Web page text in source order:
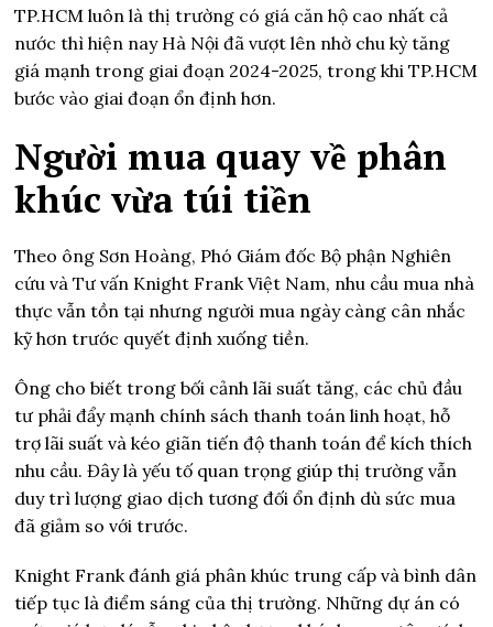
TP.HCM luôn là thị trường có giá căn hộ cao nhất cả
nước thì hiện nay Hà Nội đã vượt lên nhờ chu kỳ tăng
giá mạnh trong giai đoạn 2024-2025, trong khi TP.HCM
bước vào giai đoạn ổn định hơn.
Người mua quay về phân
khúc vừa túi tiền
Theo ông Sơn Hoàng, Phó Giám đốc Bộ phận Nghiên
cứu và Tư vấn Knight Frank Việt Nam, nhu cầu mua nhà
thực vẫn tồn tại nhưng người mua ngày càng cân nhắc
kỹ hơn trước quyết định xuống tiền.
Ông cho biết trong bối cảnh lãi suất tăng, các chủ đầu
tư phải đẩy mạnh chính sách thanh toán linh hoạt, hỗ
trợ lãi suất và kéo giãn tiến độ thanh toán để kích thích
nhu cầu. Đây là yếu tố quan trọng giúp thị trường vẫn
duy trì lượng giao dịch tương đối ổn định dù sức mua
đã giảm so với trước.
Knight Frank đánh giá phân khúc trung cấp và bình dân
tiếp tục là điểm sáng của thị trường. Những dự án có